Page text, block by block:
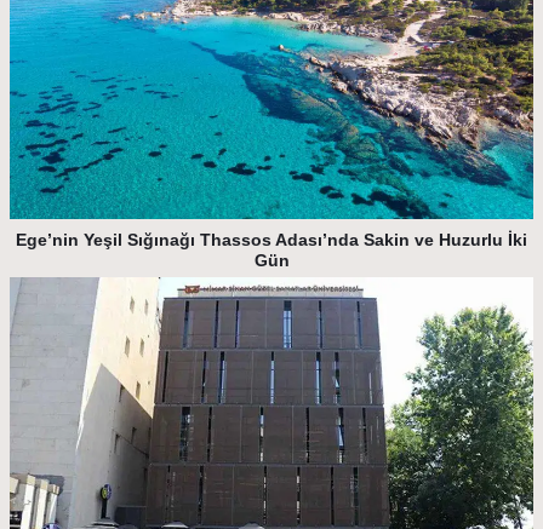
Ege’nin Yeşil Sığınağı Thassos Adası’nda Sakin ve Huzurlu İki
Gün